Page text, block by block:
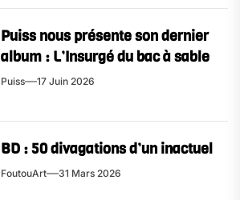
Puiss nous présente son dernier
album : L’Insurgé du bac à sable
Puiss 17 Juin 2026
BD : 50 divagations d’un inactuel
FoutouArt 31 Mars 2026